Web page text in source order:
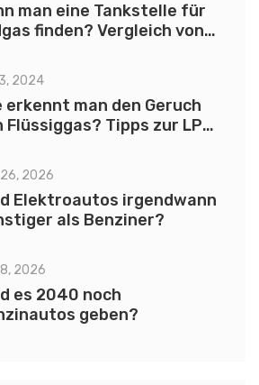
man eine Tankstelle für
finden? Vergleich von
2024
erkennt man den Geruch
Flüssiggas? Tipps zur LPG
2026
Elektroautos irgendwann
als Benziner?
2026
es 2040 noch
geben?